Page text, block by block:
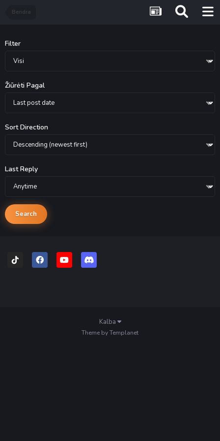
Bendra
Filter
Žiūrėti Pagal
Sort Direction
Last Reply
Search
Kalba
Theme by Templanet